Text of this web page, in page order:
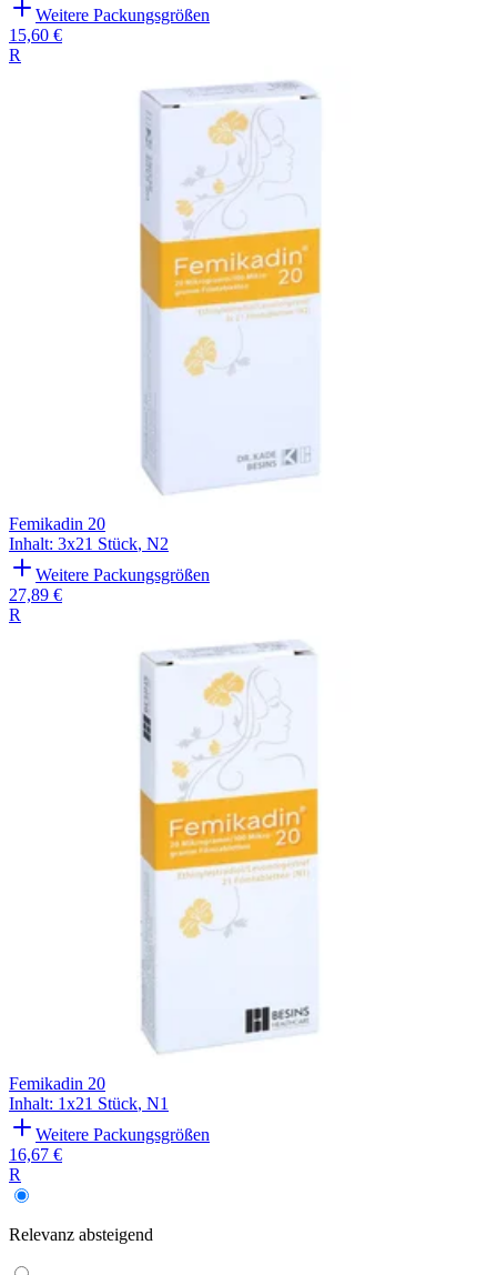
Weitere Packungsgrößen
15,60 €
R
Femikadin 20
Inhalt: 3x21 Stück, N2
Weitere Packungsgrößen
27,89 €
R
Femikadin 20
Inhalt: 1x21 Stück, N1
Weitere Packungsgrößen
16,67 €
R
Relevanz absteigend